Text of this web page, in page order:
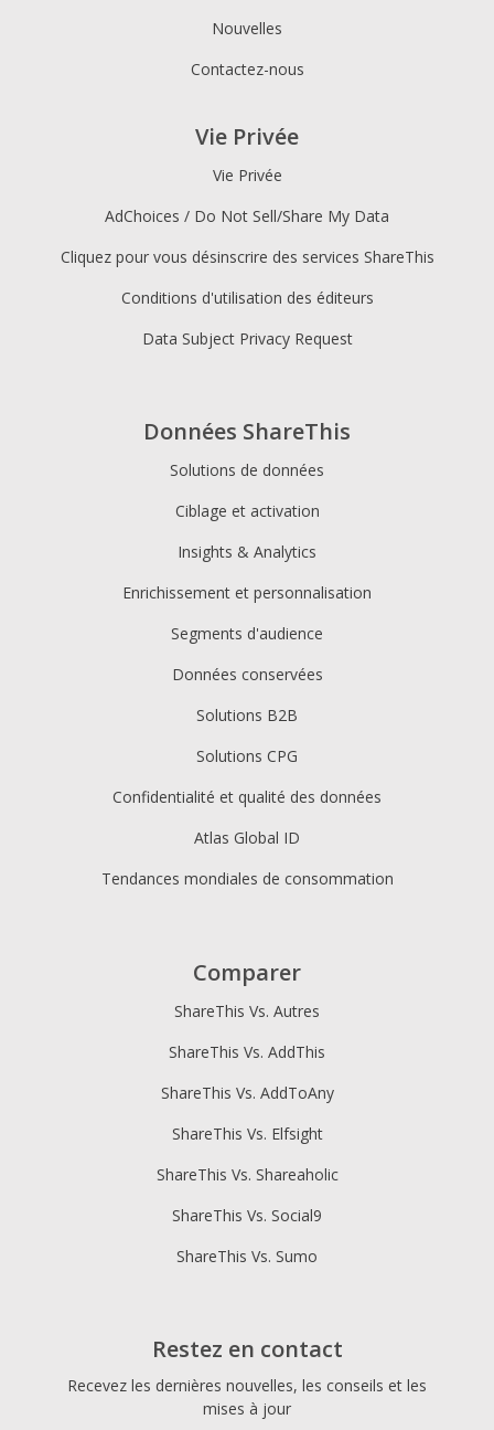
Données ShareThis
Solutions de données
Ciblage et activation
Insights & Analytics
Enrichissement et personnalisation
Segments d'audience
Données conservées
Solutions B2B
Solutions CPG
Confidentialité et qualité des données
Atlas Global ID
Tendances mondiales de consommation
Nouvelles
Contactez-nous
Vie Privée
Vie Privée
AdChoices / Do Not Sell/Share My Data
Cliquez pour vous désinscrire des services ShareThis
Conditions d'utilisation des éditeurs
Data Subject Privacy Request
Comparer
ShareThis Vs. Autres
ShareThis Vs. AddThis
ShareThis Vs. AddToAny
ShareThis Vs. Elfsight
ShareThis Vs. Shareaholic
ShareThis Vs. Social9
ShareThis Vs. Sumo
Restez en contact
Recevez les dernières nouvelles, les conseils et les
mises à jour